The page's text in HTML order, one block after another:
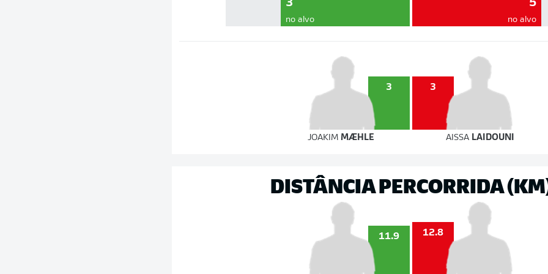
3
no alvo
5
no alvo
3 3
JOAKIMMÆHLE AISSA LAIDOUNI
DISTÂNCIA PERCORRIDA
11.9 12.8